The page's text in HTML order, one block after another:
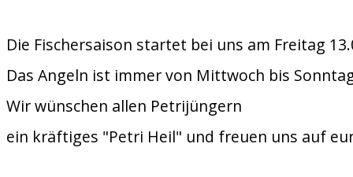
Die Fischersaison startet bei uns am Freitag
Das Angeln ist immer von Mittwoch bis
Wir wünschen allen Petrijüngern
ein kräftiges "Petri Heil" und freuen uns auf